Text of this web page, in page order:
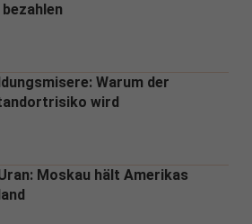
Warum der
wird
Moskau hält Amerikas